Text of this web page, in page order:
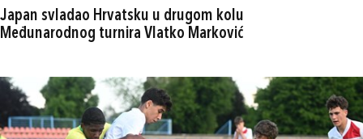
Japan svladao Hrvatsku u drugom kolu
Međunarodnog turnira Vlatko Marković